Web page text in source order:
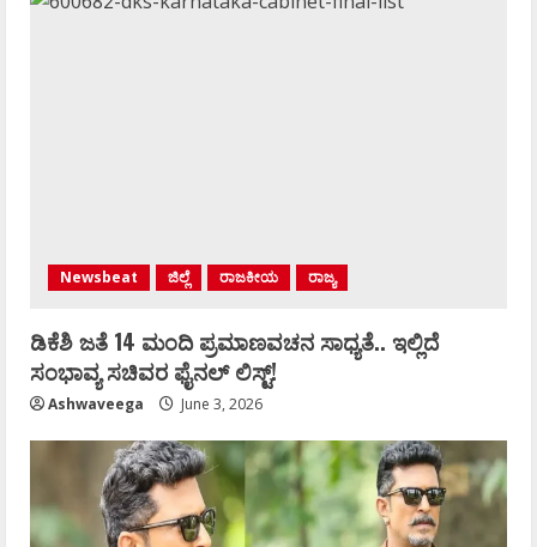
Newsbeat ಜಿಲ್ಲೆ ರಾಜಕೀಯ ರಾಜ್ಯ
ಡಿಕೆಶಿ ಜತೆ 14 ಮಂದಿ ಪ್ರಮಾಣವಚನ ಸಾಧ್ಯತೆ.. ಇಲ್ಲಿದೆ
ಸಂಭಾವ್ಯ ಸಚಿವರ ಫೈನಲ್ ಲಿಸ್ಟ್‌!
Ashwaveega June 3, 2026